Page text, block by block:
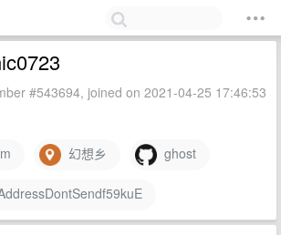
#543694, joined on 2021-04-25 17:46:53
幻想乡 ghost